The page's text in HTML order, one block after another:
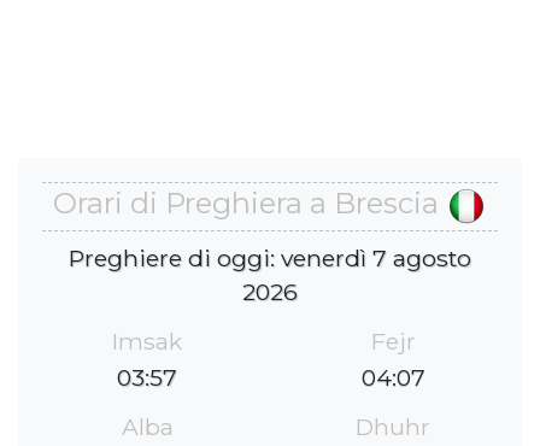
Orari di Preghiera a Brescia
Preghiere di oggi: venerdì 7 agosto
2026
Imsak
03:57
Fejr
04:07
Alba
Dhuhr